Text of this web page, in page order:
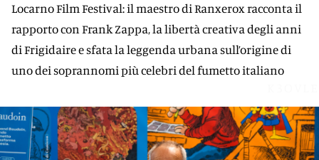
Locarno Film Festival: il maestro di Ranxerox racconta il
rapporto con Frank Zappa, la libertà creativa degli anni
di Frigidaire e sfata la leggenda urbana sull’origine di
uno dei soprannomi più celebri del fumetto italiano